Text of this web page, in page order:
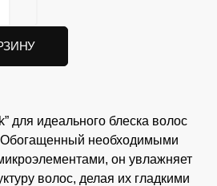
для идеального блеска волос
необходимыми
он увлажняет
волос, делая их гладкими